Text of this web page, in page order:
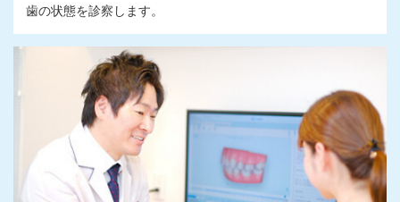
歯の状態を診察します。